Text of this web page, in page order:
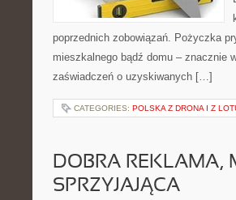
poprzednich zobowiązań. Pożyczka
mieszkalnego bądź domu – znacznie
zaświadczeń o uzyskiwanych […]
CATEGORIES: POLSKA Z DRONA I Z
DOBRA REKLAMA,
SPRZYJAJĄCA